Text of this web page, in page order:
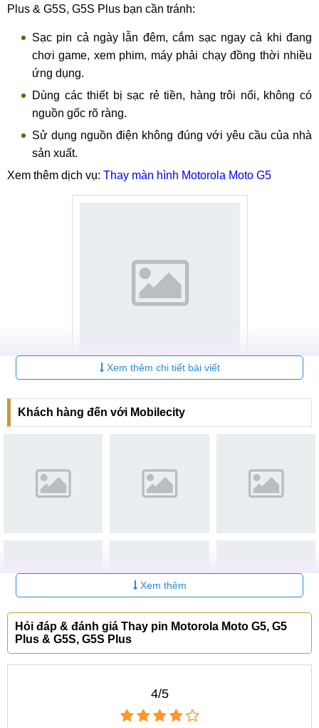
Plus & G5S, G5S Plus bạn cần tránh:
Sạc pin cả ngày lẫn đêm, cắm sạc ngay cả khi đang
chơi game, xem phim, máy phải chạy đồng thời nhiều
ứng dụng.
Dùng các thiết bị sạc rẻ tiền, hàng trôi nổi, không có
nguồn gốc rõ ràng.
Sử dụng nguồn điện không đúng với yêu cầu của nhà
sản xuất.
Xem thêm dịch vụ: Thay màn hình Motorola Moto G5
Thay pin điện thoại là một công việc không đòi hỏi quá
nhiều yếu tố kỹ thuật. Tuy nhiên để giúp viên pin sau khi
MobileCity là một trong những thương hiệu như vậy. Với bề
dày hoạt động hơn 15 năm cùng phương châm phục vụ vì
chữ "tín" MobileCity là địa chỉ hoàn hảo để bạn thay pin
Motorola Moto G5.
Nhân viên phục vụ rất lịch sự, nhiệt tình và chu đáo.
Xem thêm chi tiết bài viết
Khách hàng đến với Mobilecity
Xem thêm
Hỏi đáp & đánh giá Thay pin Motorola Moto G5, G5
Plus & G5S, G5S Plus
4/5